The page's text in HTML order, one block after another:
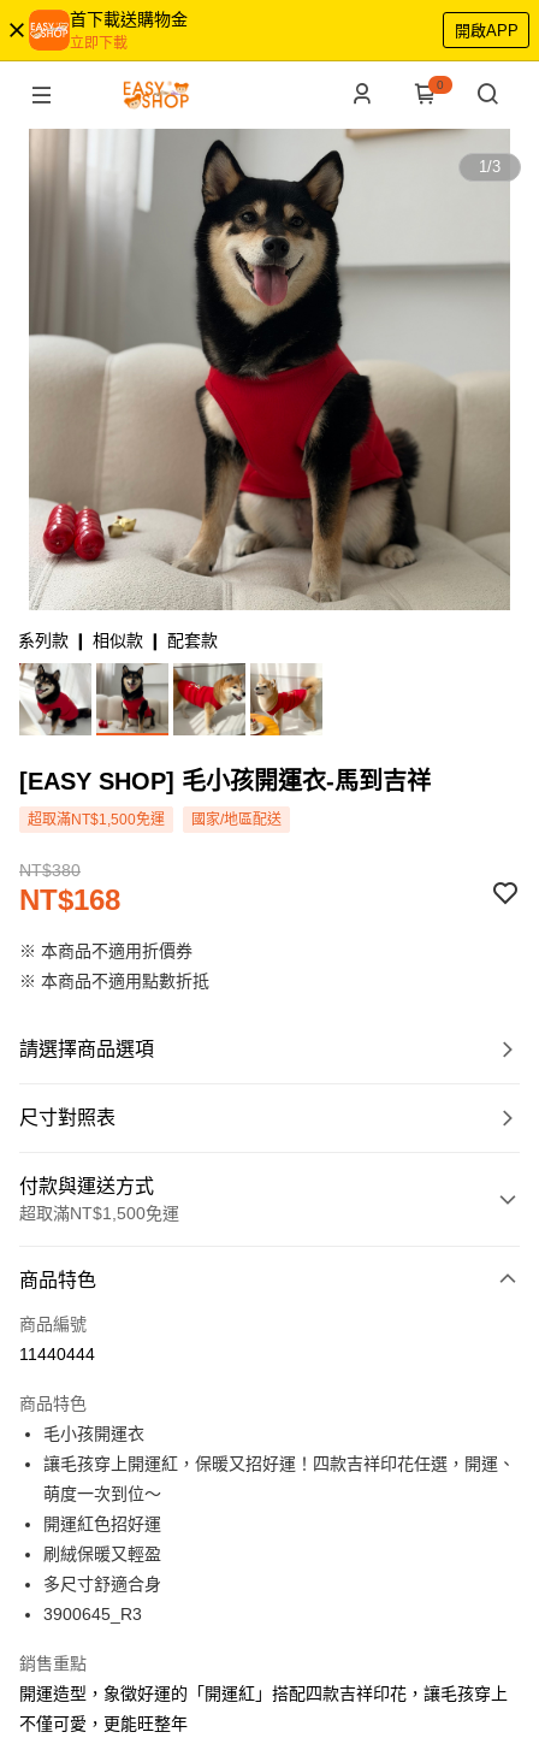
首下載送購物金
立即下載
開啟APP
0
1/3
系列款 ❙ 相似款 ❙ 配套款
[EASY SHOP] 毛小孩開運衣-馬到吉祥
超取滿NT$1,500免運 國家/地區配送
NT$380
NT$168
※ 本商品不適用折價券
※ 本商品不適用點數折抵
請選擇商品選項
尺寸對照表
付款與運送方式
超取滿NT$1,500免運
信用卡一次付款
超商取貨付款
Apple Pay
悠遊付
Google Pay
全支付
全盈+PAY
【關於「AFTEE先享後付」】
AFTEE先享後付是「在收到商品之後才付款」的支付方式。 讓您購物簡單
ATM付款
商品特色
商品編號
11440444
商品特色
毛小孩開運衣
讓毛孩穿上開運紅，保暖又招好運！四款吉祥印花任選，開運、
萌度一次到位～
開運紅色招好運
刷絨保暖又輕盈
多尺寸舒適合身
3900645_R3
銷售重點
開運造型，象徵好運的「開運紅」搭配四款吉祥印花，讓毛孩穿上
不僅可愛，更能旺整年